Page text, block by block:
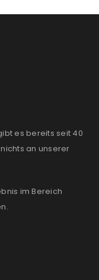
wird an
es bereits seit 40
an unserer
im Bereich